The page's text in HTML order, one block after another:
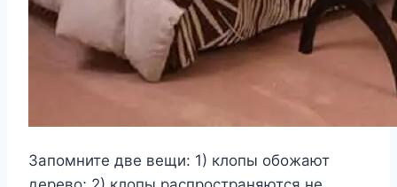
Запомните две вещи: 1) клопы обожают